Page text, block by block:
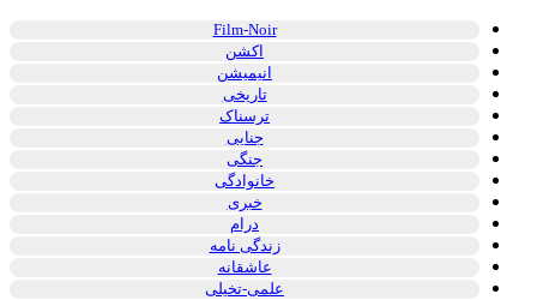
Film-Noir
اکشن
انیمیشن
تاریخی
ترسناک
جنایی
جنگی
خانوادگی
خبری
درام
زندگی نامه
عاشقانه
علمی-تخیلی